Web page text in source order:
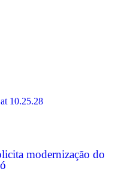
modernização do